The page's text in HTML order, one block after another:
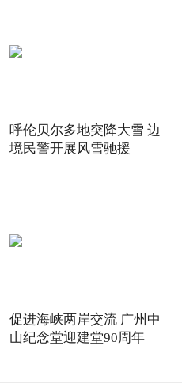
呼伦贝尔多地突降大雪 边
境民警开展风雪驰援
促进海峡两岸交流 广州中
山纪念堂迎建堂90周年